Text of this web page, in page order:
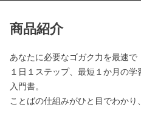
商品紹介
あなたに必要なゴガク力を最速で
１日１ステップ、最短１か月の
入門書。
ことばの仕組みがひと目でわかり